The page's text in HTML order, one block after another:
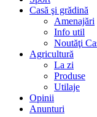
Casă şi grădină
Amenajări
Info util
Noutăţi
Agricultură
La zi
Produse
Utilaje
Opinii
Anunturi